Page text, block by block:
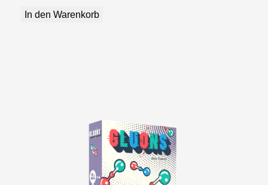
In den Warenkorb